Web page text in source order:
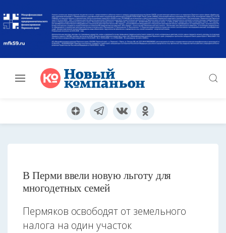
В Перми ввели новую льготу для
многодетных семей
Пермяков освободят от земельного
налога на один участок